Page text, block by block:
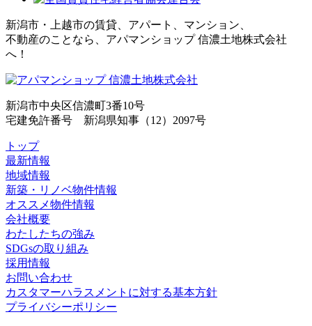
新潟市・上越市の賃貸、アパート、マンション、
不動産のことなら、アパマンショップ 信濃土地株式会社
へ！
新潟市中央区信濃町3番10号
宅建免許番号 新潟県知事（12）2097号
トップ
最新情報
地域情報
新築・リノベ物件情報
オススメ物件情報
会社概要
わたしたちの強み
SDGsの取り組み
採用情報
お問い合わせ
カスタマーハラスメントに対する基本方針
プライバシーポリシー